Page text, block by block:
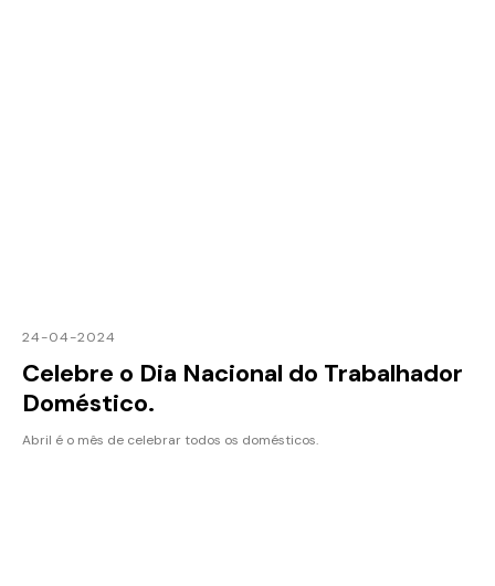
24-04-2024
Celebre o Dia Nacional do Trabalhador
Doméstico.
Abril é o mês de celebrar todos os domésticos.